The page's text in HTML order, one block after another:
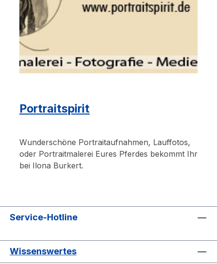
Portraitspirit
Wunderschöne Portraitaufnahmen, Lauffotos,
oder Portraitmalerei Eures Pferdes bekommt Ihr
bei Ilona Burkert.
Service-Hotline
Wissenswertes